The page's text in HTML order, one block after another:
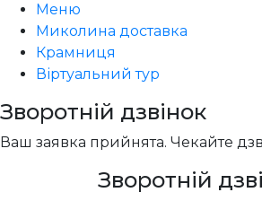
Меню
Миколина доставка
Крамниця
Віртуальний тур
Зворотній дзвінок
Ваш заявка прийнята. Чекайте
Зворотній